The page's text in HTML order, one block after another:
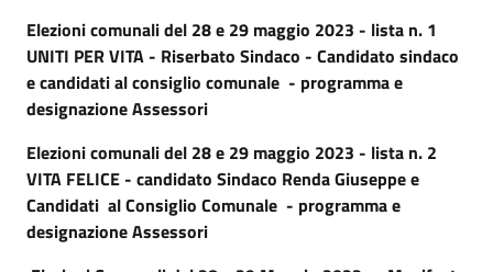
Elezioni comunali del 28 e 29 maggio 2023 - lista n. 1
UNITI PER VITA - Riserbato Sindaco - Candidato sindaco
e candidati al consiglio comunale - programma e
designazione Assessori
Elezioni comunali del 28 e 29 maggio 2023 - lista n. 2
VITA FELICE - candidato Sindaco Renda Giuseppe e
Candidati al Consiglio Comunale - programma e
designazione Assessori